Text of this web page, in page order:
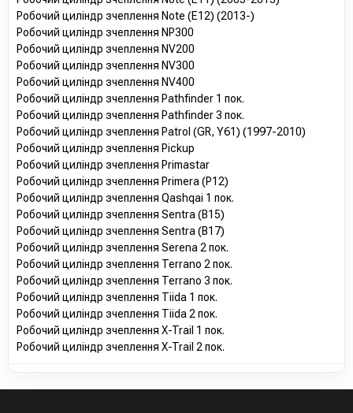
Робочий циліндр зчеплення Note (E12) (2013-)
Робочий циліндр зчеплення NP300
Робочий циліндр зчеплення NV200
Робочий циліндр зчеплення NV300
Робочий циліндр зчеплення NV400
Робочий циліндр зчеплення Pathfinder 1 пок.
Робочий циліндр зчеплення Pathfinder 3 пок.
Робочий циліндр зчеплення Patrol (GR, Y61) (1997-2010)
Робочий циліндр зчеплення Pickup
Робочий циліндр зчеплення Primastar
Робочий циліндр зчеплення Primera (P12)
Робочий циліндр зчеплення Qashqai 1 пок.
Робочий циліндр зчеплення Sentra (B15)
Робочий циліндр зчеплення Sentra (B17)
Робочий циліндр зчеплення Serena 2 пок.
Робочий циліндр зчеплення Terrano 2 пок.
Робочий циліндр зчеплення Terrano 3 пок.
Робочий циліндр зчеплення Tiida 1 пок.
Робочий циліндр зчеплення Tiida 2 пок.
Робочий циліндр зчеплення X-Trail 1 пок.
Робочий циліндр зчеплення X-Trail 2 пок.